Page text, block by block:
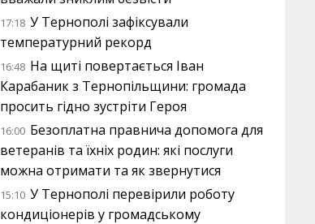
17:18 У Тернополі зафіксували
температурний рекорд
16:48 На щиті повертається Іван
Карабаник з Тернопільщини: громада
просить гідно зустріти Героя
16:00 Безоплатна правнича допомога для
ветеранів та їхніх родин: які послуги
можна отримати та як звернутися
15:10 У Тернополі перевірили роботу
кондиціонерів у громадському